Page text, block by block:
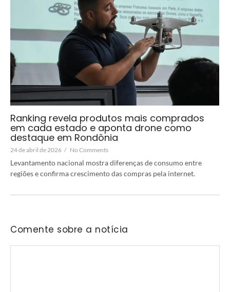
Ranking revela produtos mais comprados
em cada estado e aponta drone como
destaque em Rondônia
24 de abril de 2026 / No Comments
Levantamento nacional mostra diferenças de consumo entre
regiões e confirma crescimento das compras pela internet.
Comente sobre a notícia